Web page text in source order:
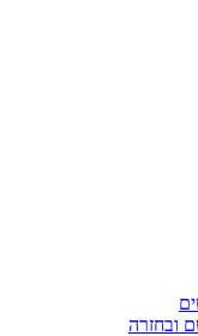
ובחזרה